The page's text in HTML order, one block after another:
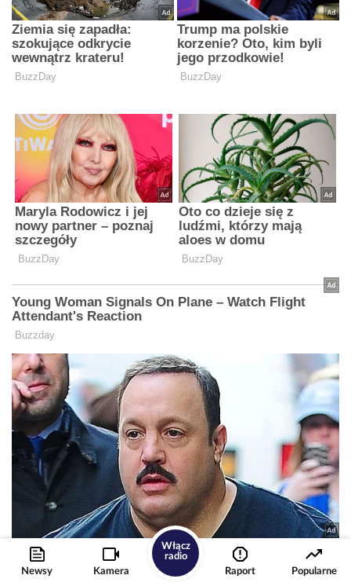
Newsy Kamera
Włącz
radio
Raport
Popularne